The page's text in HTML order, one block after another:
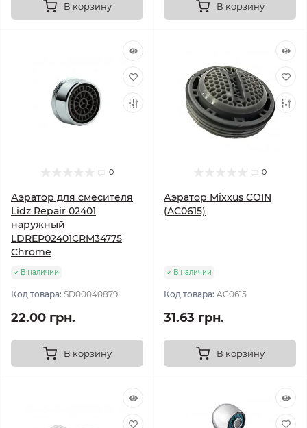
В корзину В корзину
0
Аэратор для смесителя
Lidz Repair 02401
наружный
LDREP02401CRM34775
Chrome
В наличии
Код товара: SD00040879
22.00 грн.
В корзину
0
Аэратор Mixxus COIN
(AC0615)
В наличии
Код товара: AC0615
31.63 грн.
В корзину